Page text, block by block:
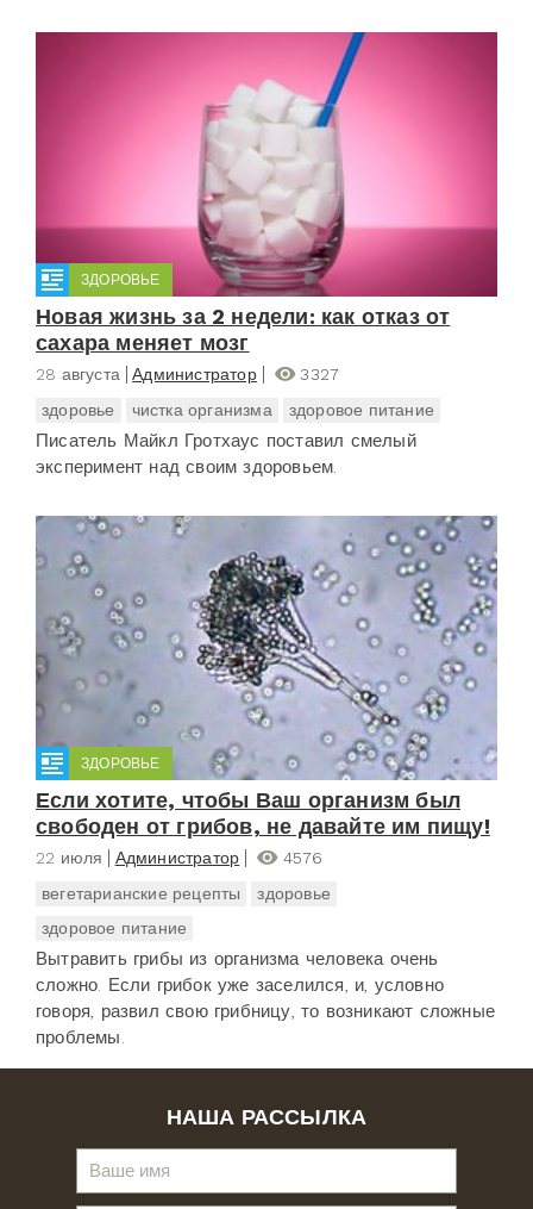
ЗДОРОВЬЕ
Новая жизнь за 2 недели: как отказ от
сахара меняет мозг
28 августа Администратор
3327
здоровье
чистка организма здоровое питание
Писатель Майкл Гротхаус поставил смелый
эксперимент над своим здоровьем.
ЗДОРОВЬЕ
Если хотите, чтобы Ваш организм был
свободен от грибов, не давайте им пищу!
22 июля Администратор
4576
вегетарианские рецепты
здоровье
здоровое питание
Вытравить грибы из организма человека очень
сложно. Если грибок уже заселился, и, условно
говоря, развил свою грибницу, то возникают сложные
проблемы.
НАША РАССЫЛКА